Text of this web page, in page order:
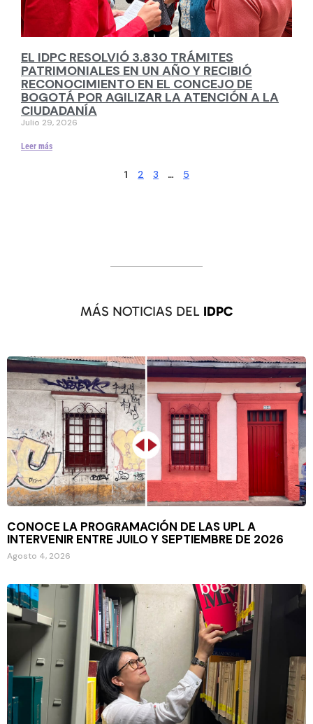
EL IDPC RESOLVIÓ 3.830 TRÁMITES
PATRIMONIALES EN UN AÑO Y RECIBIÓ
RECONOCIMIENTO EN EL CONCEJO DE
BOGOTÁ POR AGILIZAR LA ATENCIÓN A LA
CIUDADANÍA
Julio 29, 2026
Leer más
1 2 3 … 5
MÁS NOTICIAS DEL IDPC
CONOCE LA PROGRAMACIÓN DE LAS UPL A
INTERVENIR ENTRE JUILO Y SEPTIEMBRE DE 2026
Agosto 4, 2026